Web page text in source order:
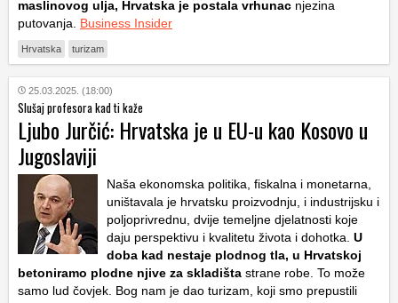
maslinovog ulja, Hrvatska je postala vrhunac njezina
putovanja. Business Insider
Hrvatska turizam
25.03.2025. (18:00)
Slušaj profesora kad ti kaže
Ljubo Jurčić: Hrvatska je u EU-u kao Kosovo u
Jugoslaviji
Naša ekonomska politika, fiskalna i monetarna,
uništavala je hrvatsku proizvodnju, i industrijsku i
poljoprivrednu, dvije temeljne djelatnosti koje
daju perspektivu i kvalitetu života i dohotka. U
doba kad nestaje plodnog tla, u Hrvatskoj
betoniramo plodne njive za skladišta strane robe. To može
samo lud čovjek. Bog nam je dao turizam, koji smo prepustili